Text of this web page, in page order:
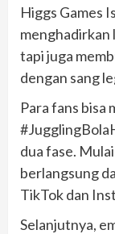
Higgs Games
menghadirkan
tapi juga
dengan sang
Para fans bisa
dua fase.
berlangsung
TikTok dan
Selanjutnya,